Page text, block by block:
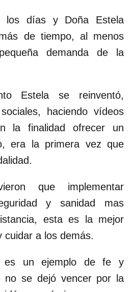
los días y Doña Estela
de tiempo, al menos
demanda de la
Estela se reinventó,
haciendo vídeos
la finalidad ofrecer un
era la primera vez que
que implementar
y sanidad mas
esta es la mejor
cuidar a los demás.
es un ejemplo de fe y
no se dejó vencer por la